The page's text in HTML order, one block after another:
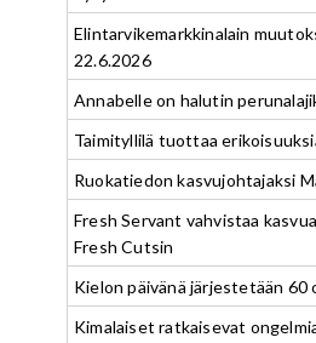
Elintarvikemarkkinalain
22.6.2026
Annabelle on halutin
Taimityllilä tuottaa
Ruokatiedon kasvujohtajaksi
Fresh Servant vahvistaa
Fresh Cutsin
Kielon päivänä järjestetään
Kimalaiset ratkaisevat